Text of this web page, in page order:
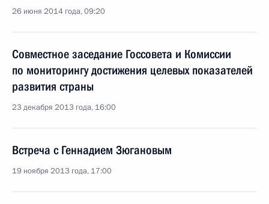
26 июня 2014 года, 09:20
Совместное заседание Госсовета и Комиссии
по мониторингу достижения целевых показателей
развития страны
23 декабря 2013 года, 16:00
Встреча с Геннадием Зюгановым
19 ноября 2013 года, 17:00